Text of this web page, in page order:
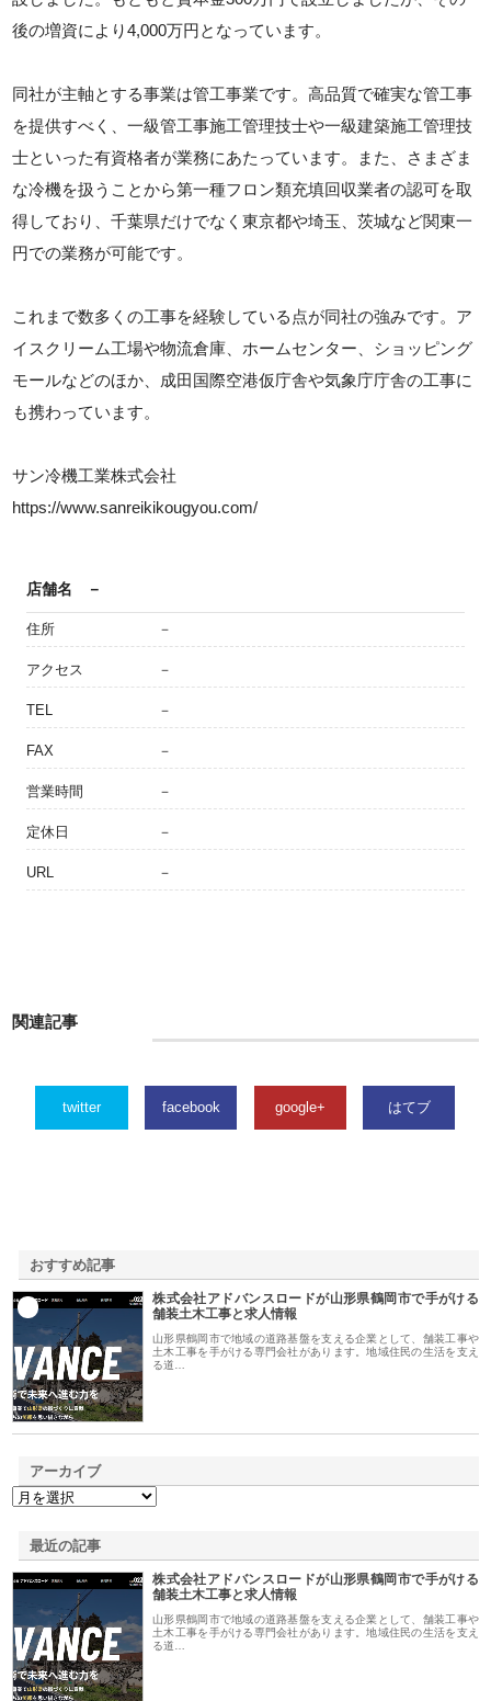
後の増資により4,000万円となっています。
同社が主軸とする事業は管工事業です。高品質で確実な管工事
を提供すべく、一級管工事施工管理技士や一級建築施工管理技
士といった有資格者が業務にあたっています。また、さまざま
な冷機を扱うことから第一種フロン類充填回収業者の認可を取
得しており、千葉県だけでなく東京都や埼玉、茨城など関東一
円での業務が可能です。
これまで数多くの工事を経験している点が同社の強みです。ア
イスクリーム工場や物流倉庫、ホームセンター、ショッピング
モールなどのほか、成田国際空港仮庁舎や気象庁庁舎の工事に
も携わっています。
サン冷機工業株式会社
https://www.sanreikikougyou.com/
店舗名 －
住所 －
アクセス －
TEL －
FAX －
営業時間 －
定休日 －
URL －
関連記事
twitter facebook google+ はてブ
おすすめ記事
株式会社アドバンスロードが山形県鶴岡市で手がける
舗装土木工事と求人情報
山形県鶴岡市で地域の道路基盤を支える企業として、舗装工事や
土木工事を手がける専門会社があります。地域住民の生活を支え
る道…
アーカイブ
最近の記事
株式会社アドバンスロードが山形県鶴岡市で手がける
舗装土木工事と求人情報
山形県鶴岡市で地域の道路基盤を支える企業として、舗装工事や
土木工事を手がける専門会社があります。地域住民の生活を支え
る道…